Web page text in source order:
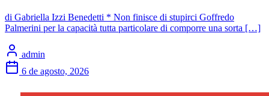
di Gabriella Izzi Benedetti * Non finisce di stupirci Goffredo
Palmerini per la capacità tutta particolare di comporre una sorta […]
admin
6 de agosto, 2026